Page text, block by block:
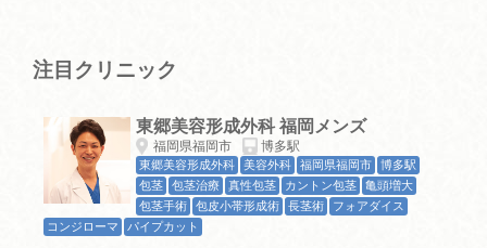
注目クリニック
東郷美容形成外科 福岡メンズ
福岡県福岡市 博多駅
東郷美容形成外科 美容外科 福岡県福岡市
博多駅
包茎
包茎治療 真性包茎 カントン包茎
亀頭増大
包茎手術
包皮小帯形成術 長茎術
フォアダイス
コンジローマ
パイプカット